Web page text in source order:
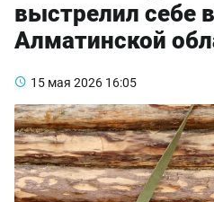
выстрелил себе
Алматинской
15 мая 2026 16:05